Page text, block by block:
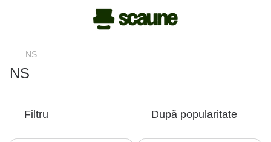
NS
NS
Filtru După popularitate